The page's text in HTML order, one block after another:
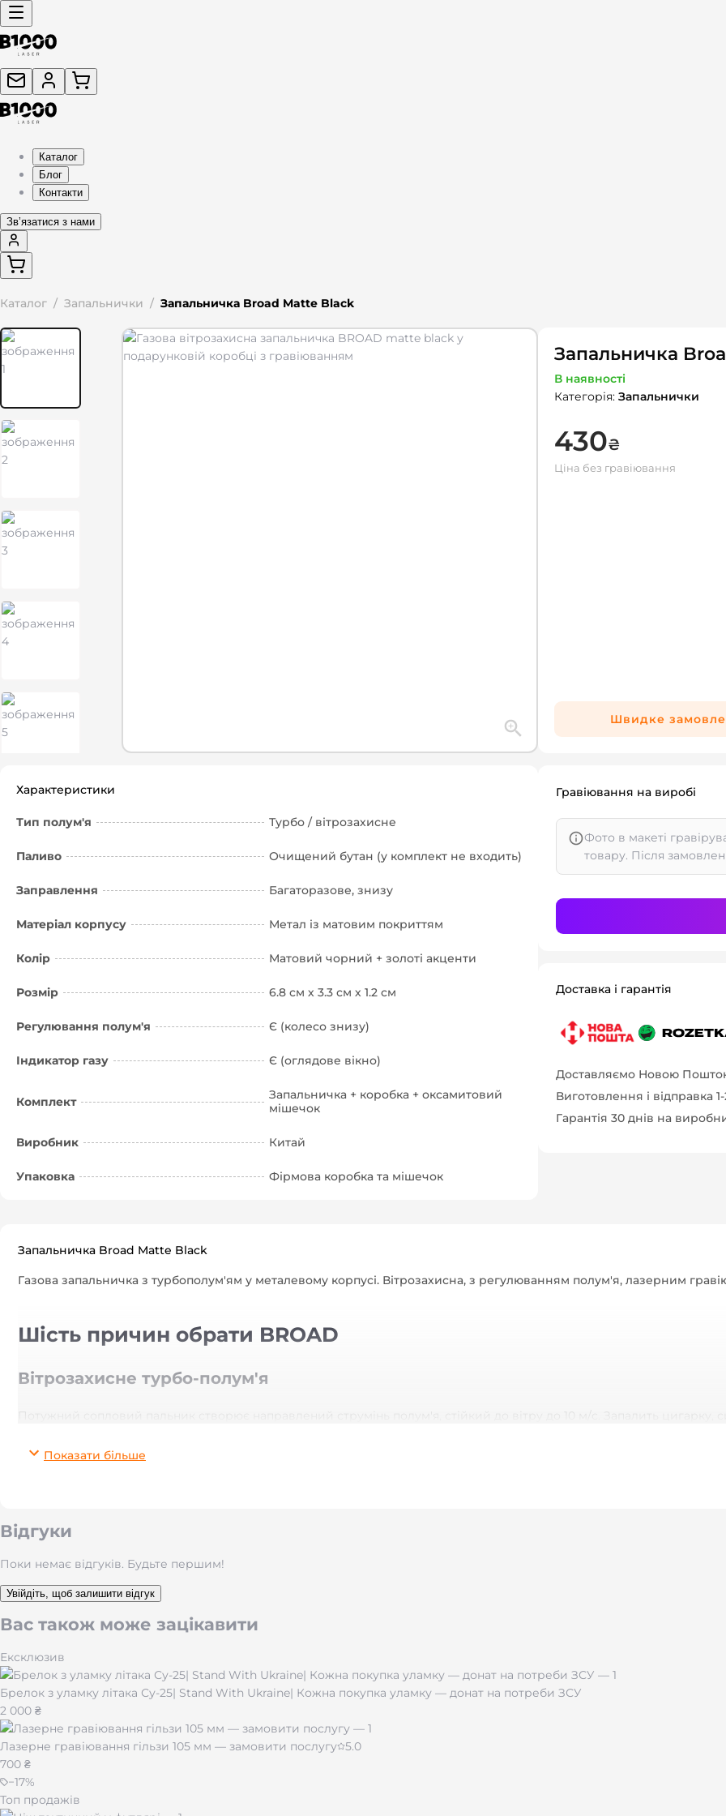
Каталог
Блог
Контакти
Звʼязатися з нами
Каталог / Запальнички / Запальничка Broad Matte Black
Характеристики
Тип полум'я Турбо / вітрозахисне
Паливо Очищений бутан (у комплект не входить)
Заправлення Багаторазове, знизу
Матеріал корпусу Метал із матовим покриттям
Колір Матовий чорний + золоті акценти
Розмір 6.8 см х 3.3 см х 1.2 см
Регулювання полум'я Є (колесо знизу)
Індикатор газу Є (оглядове вікно)
Комплект
Запальничка + коробка + оксамитовий
мішечок
Виробник Китай
Упаковка Фірмова коробка та мішечок
Запальничка
В наявності
Категорія: Запальнички
430₴
Ціна без гравіювання
Швидке
Гравіювання на виробі
Фото в макеті
товару. Після
Доставка і гарантія
Доставляємо Новою
Виготовлення і відправка
Гарантія 30 днів на
Запальничка Broad Matte Black
Газова запальничка з турбополум'ям у металевому корпусі. Вітрозахисна, з регулюванням полум'я, лазерним
Шість причин обрати BROAD
Вітрозахисне турбо-полум'я
Міцний металевий корпус
Оглядове вікно для газу
Прозоре оглядове вікно на корпусі дозволяє візуально контролювати залишок палива — ніколи не застанете себе
Регулювання висоти полум'я
Багаторазове заправлення
Заправляється стандартним очищеним бутаном через клапан у нижній частині. Одне заправлення — сотні
Подарункова комплектація
Поставляється в стильній фірмовій коробці разом із оксамитовим мішечком для зберігання. Не потребує
Показати більше
Відгуки
Поки немає відгуків. Будьте першим!
Увійдіть, щоб залишити відгук
Вас також може зацікавити
Ексклюзив
Брелок з уламку літака Су-25| Stand With Ukraine| Кожна покупка уламку — донат на потреби ЗСУ
2 000 ₴
Лазерне гравіювання гільзи 105 мм — замовити послугу 5.0
700 ₴
−17%
Топ продажів